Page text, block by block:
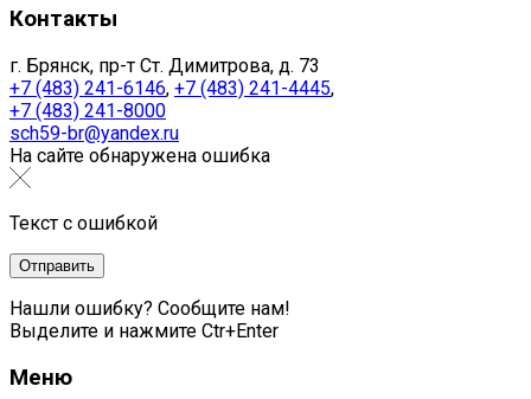
Контакты
г. Брянск, пр-т Ст. Димитрова, д. 73
+7 (483) 241-6146, +7 (483) 241-4445,
+7 (483) 241-8000
sch59-br@yandex.ru
На сайте обнаружена ошибка
Текст с ошибкой
Нашли ошибку? Сообщите нам!
Выделите и нажмите Ctr+Enter
Меню